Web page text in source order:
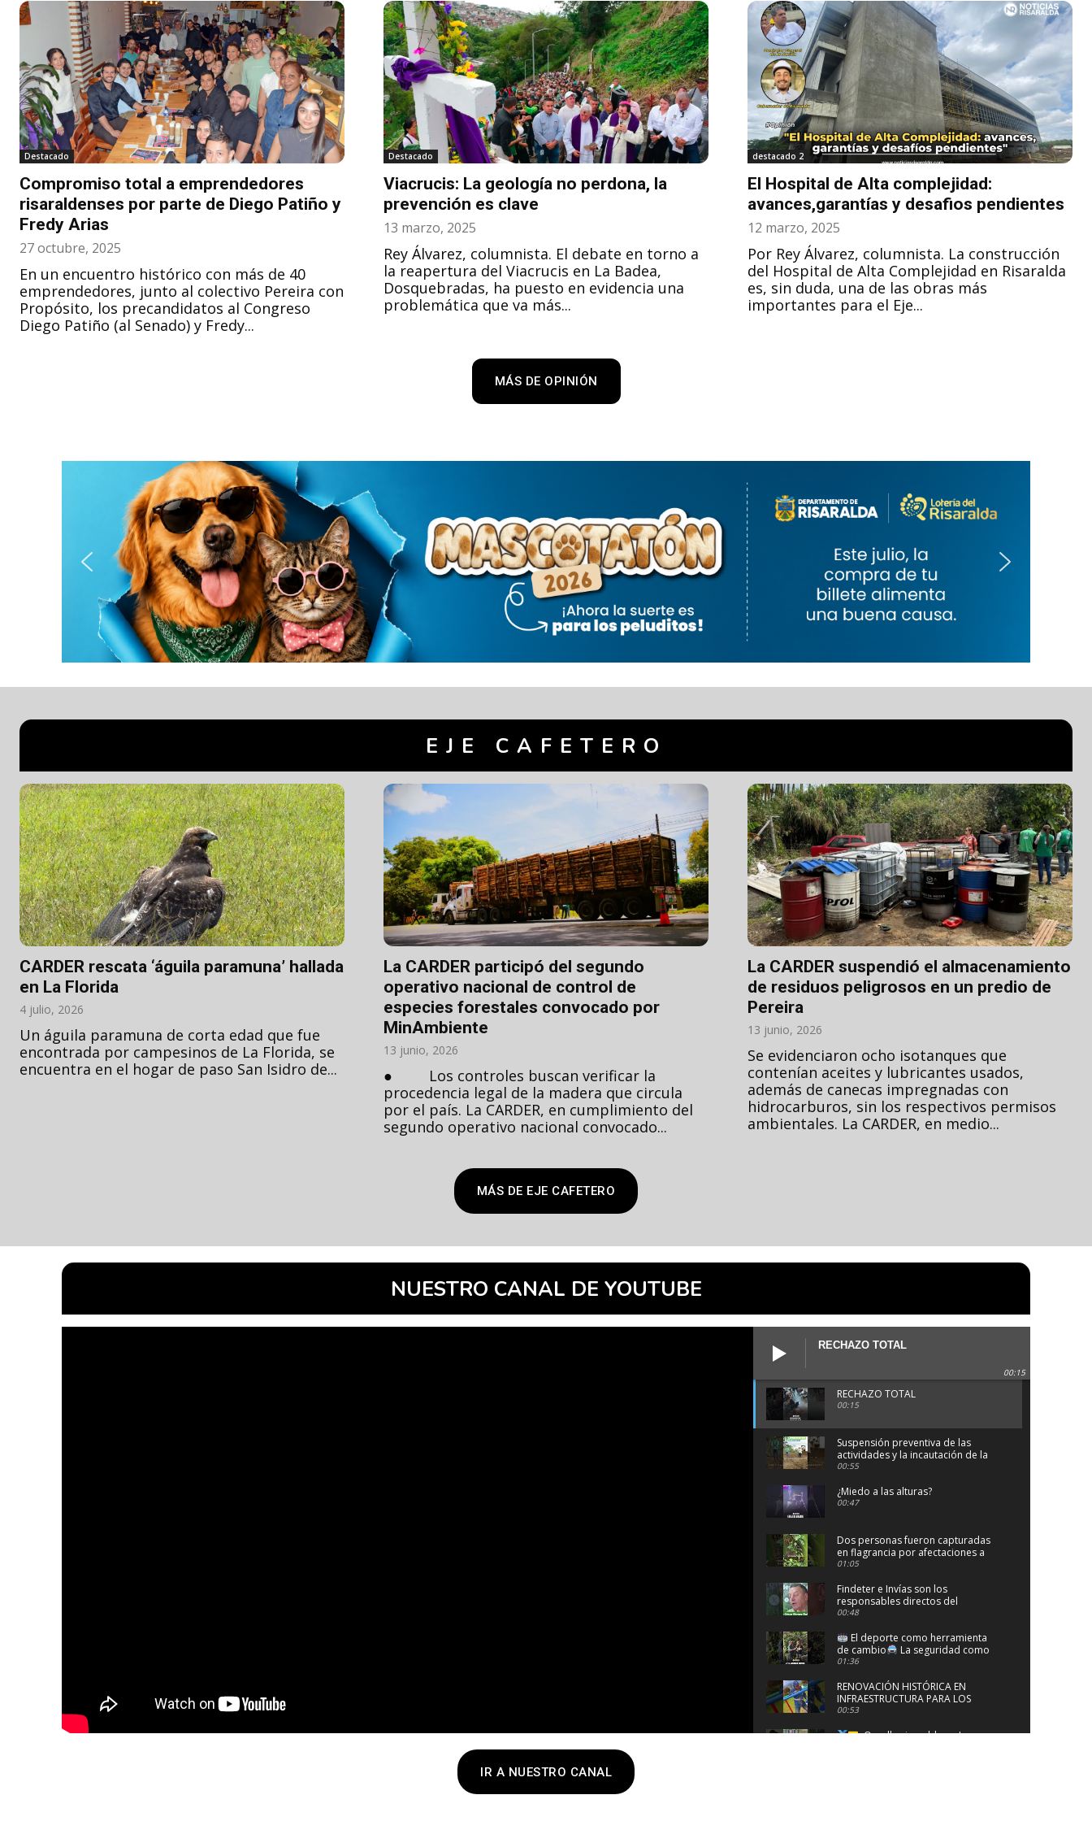
Destacado
Compromiso total a emprendedores
risaraldenses por parte de Diego Patiño y
Fredy Arias
27 octubre, 2025
En un encuentro histórico con más de 40
emprendedores, junto al colectivo Pereira con
Propósito, los precandidatos al Congreso
Diego Patiño (al Senado) y Fredy...
Destacado
Viacrucis: La geología no perdona, la
prevención es clave
13 marzo, 2025
Rey Álvarez, columnista. El debate en torno a
la reapertura del Viacrucis en La Badea,
Dosquebradas, ha puesto en evidencia una
problemática que va más...
destacado 2
El Hospital de Alta complejidad:
avances,garantías y desafios pendientes
12 marzo, 2025
Por Rey Álvarez, columnista. La construcción
del Hospital de Alta Complejidad en Risaralda
es, sin duda, una de las obras más
importantes para el Eje...
MÁS DE OPINIÓN
EJE CAFETERO
CARDER rescata ‘águila paramuna’ hallada
en La Florida
4 julio, 2026
Un águila paramuna de corta edad que fue
encontrada por campesinos de La Florida, se
encuentra en el hogar de paso San Isidro de...
La CARDER participó del segundo
operativo nacional de control de
especies forestales convocado por
MinAmbiente
13 junio, 2026
● Los controles buscan verificar la
procedencia legal de la madera que circula
por el país. La CARDER, en cumplimiento del
segundo operativo nacional convocado...
La CARDER suspendió el almacenamiento
de residuos peligrosos en un predio de
Pereira
13 junio, 2026
Se evidenciaron ocho isotanques que
contenían aceites y lubricantes usados,
además de canecas impregnadas con
hidrocarburos, sin los respectivos permisos
ambientales. La CARDER, en medio...
MÁS DE EJE CAFETERO
NUESTRO CANAL DE YOUTUBE
RECHAZO TOTAL
00:15
RECHAZO TOTAL
00:15
Suspensión preventiva de las
actividades y la incautación de la
maquinaria
00:55
¿Miedo a las alturas?
00:47
Dos personas fueron capturadas
en flagrancia por afectaciones a
los recursos naturales
01:05
Findeter e Invías son los
responsables directos del
mantenimiento del arbolado en la
00:48
El deporte como herramienta
de cambio
La seguridad como
derecho de todos
01:36
RENOVACIÓN HISTÓRICA EN
INFRAESTRUCTURA PARA LOS
PEREIRANOS
00:53
¡Orgullo risaraldense!
IR A NUESTRO CANAL